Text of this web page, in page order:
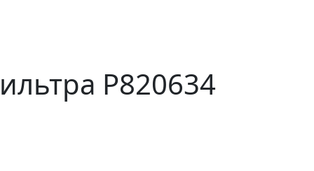
P820634